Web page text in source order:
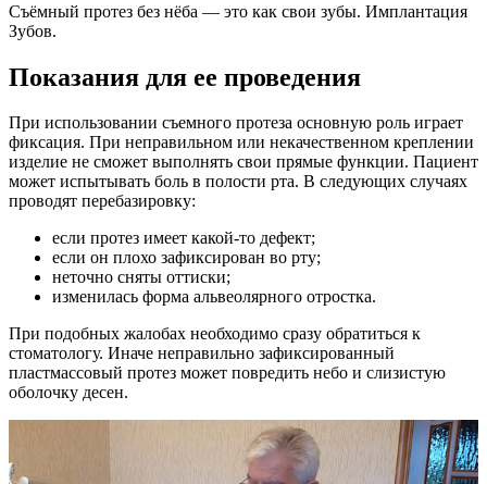
Съёмный протез без нёба — это как свои зубы. Имплантация
Зубов.
Показания для ее проведения
При использовании съемного протеза основную роль играет
фиксация. При неправильном или некачественном креплении
изделие не сможет выполнять свои прямые функции. Пациент
может испытывать боль в полости рта. В следующих случаях
проводят перебазировку:
если протез имеет какой-то дефект;
если он плохо зафиксирован во рту;
неточно сняты оттиски;
изменилась форма альвеолярного отростка.
При подобных жалобах необходимо сразу обратиться к
стоматологу. Иначе неправильно зафиксированный
пластмассовый протез может повредить небо и слизистую
оболочку десен.